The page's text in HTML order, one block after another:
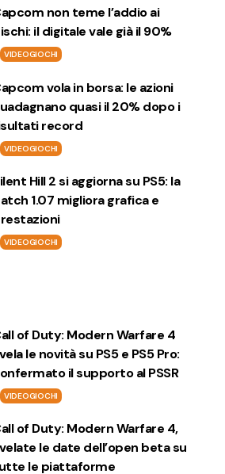
non teme l’addio ai
il digitale vale già il 90%
VIDEOGIOCHI
vola in borsa: le azioni
quasi il 20% dopo i
record
VIDEOGIOCHI
Hill 2 si aggiorna su PS5: la
1.07 migliora grafica e
VIDEOGIOCHI
of Duty: Modern Warfare 4
le novità su PS5 e PS5 Pro:
il supporto al PSSR
VIDEOGIOCHI
of Duty: Modern Warfare 4,
le date dell’open beta su
le piattaforme